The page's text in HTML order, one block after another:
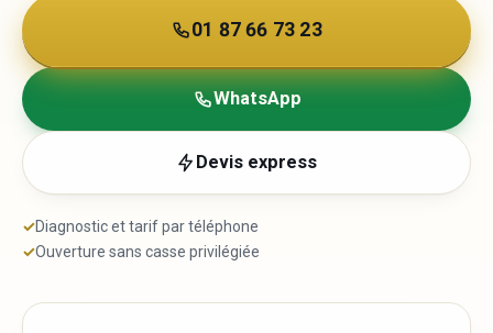
01 87 66 73 23
WhatsApp
Devis express
✓Diagnostic et tarif par téléphone
✓Ouverture sans casse privilégiée